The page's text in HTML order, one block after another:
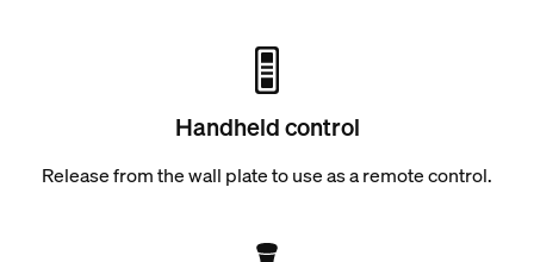
Handheld control
Release from the wall plate to use as a remote control.